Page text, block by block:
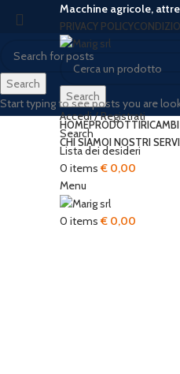
Macchine agricole,
PRIVACY POLICY
Search
Accedi / Registrati
Search
Lista dei desideri
0 items € 0,00
Menu
0 items € 0,00
HOMEPRODOTTIRICAMBI
CHI SIAMOI NOSTRI
Search
Start typing to see posts you are